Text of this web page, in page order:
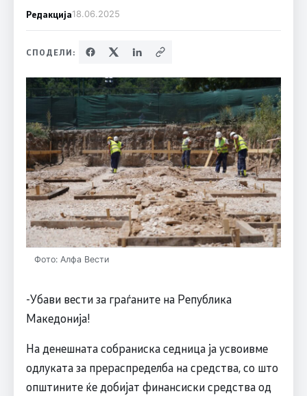
Редакција18.06.2025
СПОДЕЛИ:
Фото: Алфа Вести
-Убави вести за граѓаните на Република
Македонија!
На денешната собраниска седница ја усвоивме
одлуката за прераспределба на средства, со што
општините ќе добијат финансиски средства од